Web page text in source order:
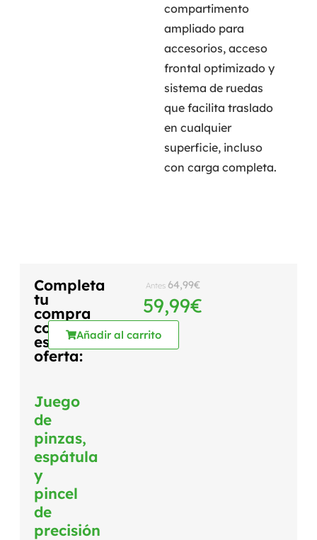
compartimento
ampliado para
accesorios, acceso
frontal optimizado y
sistema de ruedas
que facilita traslado
en cualquier
superficie, incluso
con carga completa.
Completa
tu
compra
con
esta
oferta:
Juego
de
pinzas,
espátula
y
pincel
de
precisión
Antes 64,99€
59,99€
Añadir al carrito